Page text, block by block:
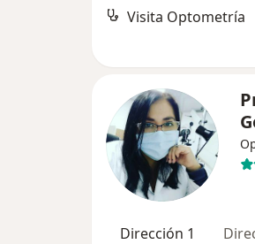
Visita Optometría
Dirección 1